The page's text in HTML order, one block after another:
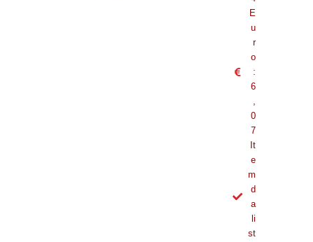
E
u
r
o
:
6
,
0
7
It
e
m
d
a
li
st